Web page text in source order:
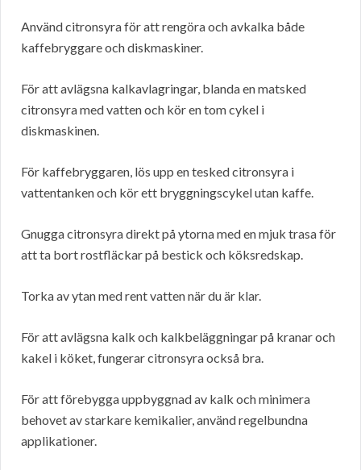
Använd citronsyra för att rengöra och avkalka både
kaffebryggare och diskmaskiner.
För att avlägsna kalkavlagringar, blanda en matsked
citronsyra med vatten och kör en tom cykel i
diskmaskinen.
För kaffebryggaren, lös upp en tesked citronsyra i
vattentanken och kör ett bryggningscykel utan kaffe.
Gnugga citronsyra direkt på ytorna med en mjuk trasa för
att ta bort rostfläckar på bestick och köksredskap.
Torka av ytan med rent vatten när du är klar.
För att avlägsna kalk och kalkbeläggningar på kranar och
kakel i köket, fungerar citronsyra också bra.
För att förebygga uppbyggnad av kalk och minimera
behovet av starkare kemikalier, använd regelbundna
applikationer.